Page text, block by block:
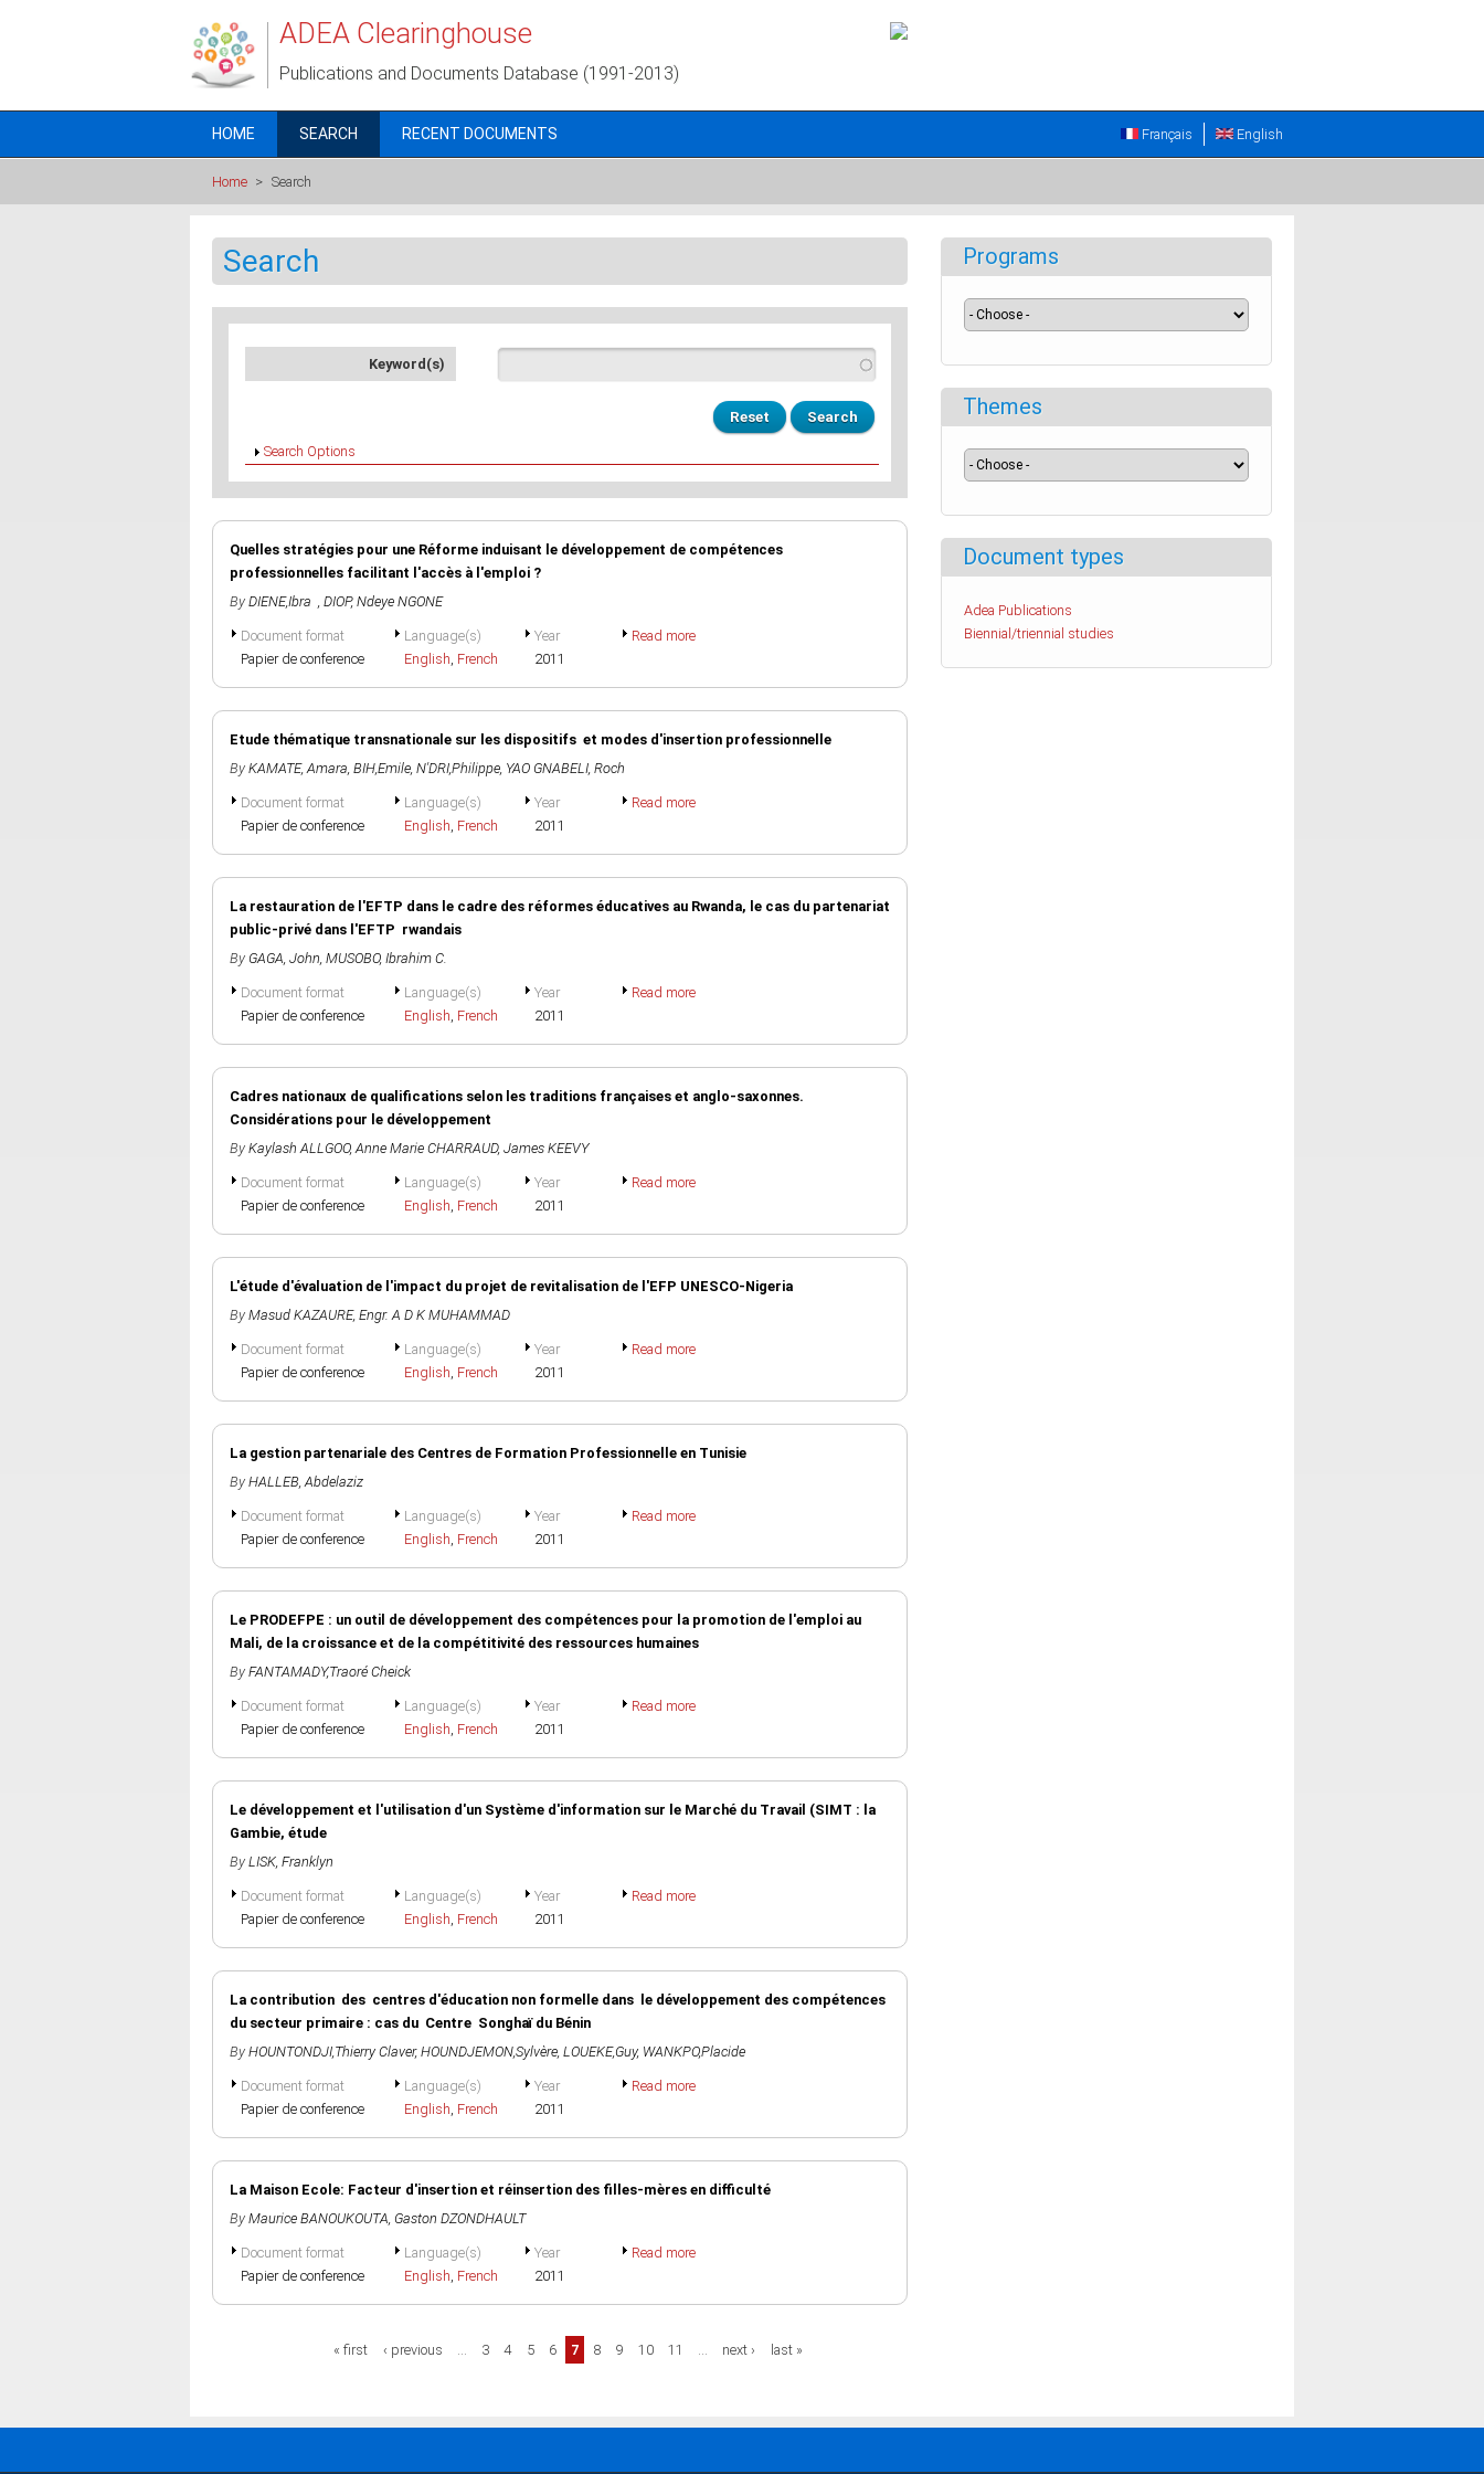
ADEA Clearinghouse
Publications and Documents Database (1991-2013)
HOME SEARCH RECENT DOCUMENTS English
Français
Home > Search
Search
Keyword(s)
Show
Search Options
Quelles stratégies pour une Réforme induisant le développement de compétences
professionnelles facilitant l'accès à l'emploi ?
By DIENE,Ibra DIOP, Ndeye NGONE
Document format
Papier de conference
Language(s)
English French
Year
2011
Read more
Etude thématique transnationale sur les dispositifs et modes d'insertion professionnelle
By KAMATE, Amara BIH,Emile N'DRI,Philippe YAO GNABELI, Roch
Document format
Papier de conference
Language(s)
English French
Year
2011
Read more
La restauration de l'EFTP dans le cadre des réformes éducatives au Rwanda, le cas du partenariat
public-privé dans l'EFTP rwandais
By GAGA, John MUSOBO, Ibrahim C.
Document format
Papier de conference
Language(s)
English French
Year
2011
Read more
Cadres nationaux de qualifications selon les traditions françaises et anglo-saxonnes.
Considérations pour le développement
By Kaylash ALLGOO, Anne Marie CHARRAUD, James KEEVY
Document format
Papier de conference
Language(s)
English French
Year
2011
Read more
L'étude d'évaluation de l'impact du projet de revitalisation de l'EFP UNESCO-Nigeria
By Masud KAZAURE, Engr. A D K MUHAMMAD
Document format
Papier de conference
Language(s)
English French
Year
2011
Read more
La gestion partenariale des Centres de Formation Professionnelle en Tunisie
By HALLEB, Abdelaziz
Document format
Papier de conference
Language(s)
English French
Year
2011
Read more
Le PRODEFPE : un outil de développement des compétences pour la promotion de l'emploi au
Mali, de la croissance et de la compétitivité des ressources humaines
By FANTAMADY,Traoré Cheick
Document format
Papier de conference
Language(s)
English French
Year
2011
Read more
Le développement et l'utilisation d'un Système d'information sur le Marché du Travail (SIMT : la
Gambie, étude
By LISK, Franklyn
Document format
Papier de conference
Language(s)
English French
Year
2011
Read more
La contribution des centres d'éducation non formelle dans le développement des compétences
du secteur primaire : cas du Centre Songhaï du Bénin
By HOUNTONDJI,Thierry Claver, HOUNDJEMON,Sylvère LOUEKE,Guy, WANKPO,Placide
Document format
Papier de conference
Language(s)
English French
Year
2011
Read more
La Maison Ecole: Facteur d'insertion et réinsertion des filles-mères en difficulté
By Maurice BANOUKOUTA Gaston DZONDHAULT
Document format
Papier de conference
Language(s)
English French
Year
2011
Read more
« first ‹ previous 3 4 5 6 7 8 9 10 11 next › last »
Programs
Themes
Document types
Adea Publications
Biennial/triennial studies